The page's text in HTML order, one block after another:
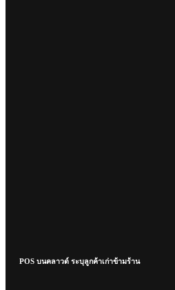
POS บนคลาวด์ ระบุลูกค้าเก่าข้ามร้าน